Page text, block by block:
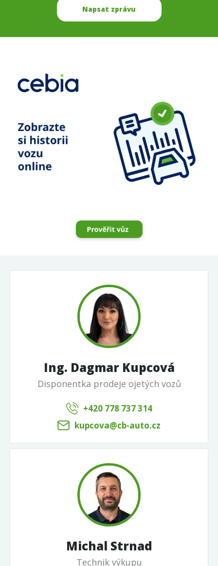
Napsat zprávu
Ing. Dagmar Kupcová
Disponentka prodeje ojetých vozů
+420 778 737 314
kupcova@cb-auto.cz
Michal Strnad
Technik výkupu